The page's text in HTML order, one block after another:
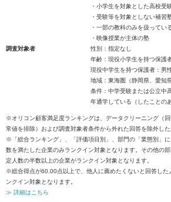
・小学生を対象とした高校受
・受験等を対象としない補習
・一部の教科のみを扱ってい
・映像授業が主体の塾
調査対象者
性別：指定なし
年齢：現役小学生を持つ保護
現役中学生を持つ保護者：男
地域：東海圏（静岡県、愛知
条件：中学受験または公立中
年通学している（したことの
※オリコン顧客満足度ランキングは、データクリーニング（
常値を排除）および調査対象者条件から外れた回答を除外した
※「総合ランキング」、「評価項目別」、部門の「業態別」
数を満たした企業のみランクイン対象となります。その他の
定人数の半数以上の企業がランクイン対象となります。
※総合得点が60.00点以上で、他人に薦めたくないと回答した
ンクイン対象となります。
≫ 詳細はこちら